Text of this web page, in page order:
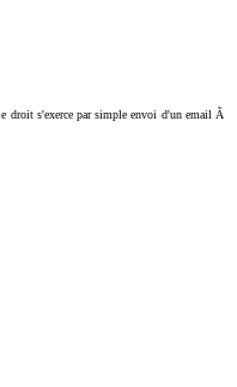
droit s'exerce par simple envoi d'un email Ã